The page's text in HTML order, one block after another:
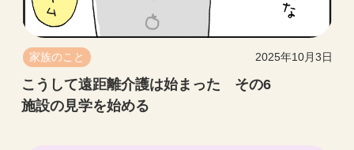
家族のこと 2025年10月3日
こうして遠距離介護は始まった その6
施設の見学を始める